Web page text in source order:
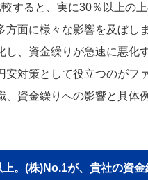
すると、実に30％以上の上
面に様々な影響を及ぼしま
、資金繰りが急速に悪化
対策として役立つのがフ
、資金繰りへの影響と具
。(株)No.1が、貴社の資